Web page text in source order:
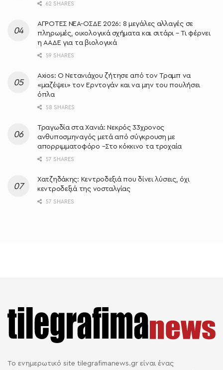
62 SHARES
ΑΓΡΟΤΕΣ ΝΕΑ-ΟΣΔΕ 2026: 8 μεγάλες αλλαγές σε
πληρωμές, οικολογικά σχήματα και σιτάρι – Τι φέρνει
η ΑΑΔΕ για τα βιολογικά
59 SHARES
Axios: Ο Νετανιάχου ζήτησε από τον Τραμπ να
«μαζέψει» τον Ερντογάν και να μην του πουλήσει
όπλα
58 SHARES
Τραγωδία στα Χανιά: Νεκρός 33χρονος
ανθυποσμηναγός μετά από σύγκρουση με
απορριμματοφόρο –Στο κόκκινο τα τροχαία
57 SHARES
Χατζηδάκης: Κεντροδεξιά που δίνει λύσεις, όχι
κεντροδεξιά της νοσταλγίας
57 SHARES
Το ενημερωτικό site tilegrafimanews.gr είναι ένας